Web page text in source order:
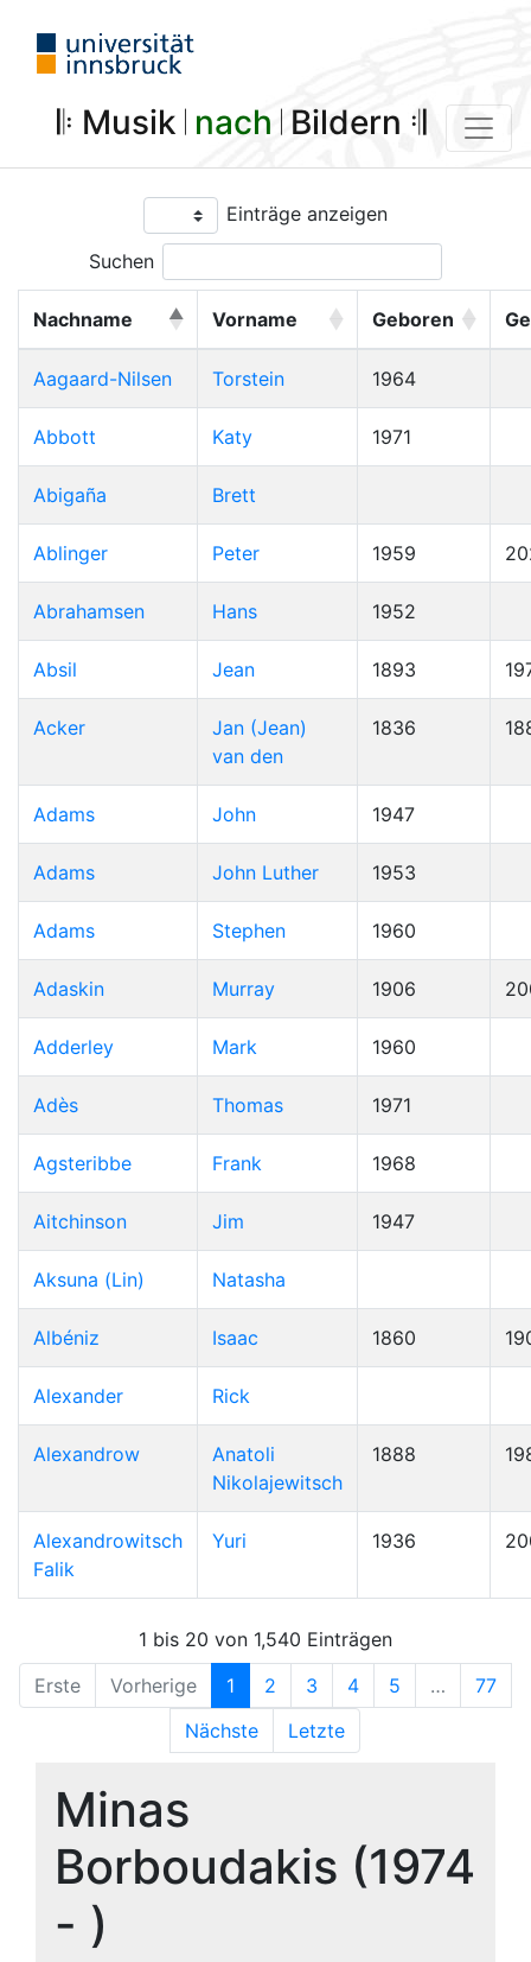
𝄆 Musik 𝄀 nach 𝄀 Bildern 𝄇
Einträge anzeigen
Suchen
Nachname Vorname Geboren
Aagaard-Nilsen Torstein 1964
Abbott Katy 1971
Abigaña Brett
Ablinger Peter 1959
Abrahamsen Hans 1952
Absil Jean 1893
Acker
Jan (Jean)
van den
1836
Adams John 1947
Adams John Luther 1953
Adams Stephen 1960
Adaskin Murray 1906
Adderley Mark 1960
Adès Thomas 1971
Agsteribbe Frank 1968
Aitchinson Jim 1947
Aksuna (Lin) Natasha
Albéniz Isaac 1860
Alexander Rick
Alexandrow
Anatoli
Nikolajewitsch
1888
Alexandrowitsch
Falik
Yuri 1936
1 bis 20 von 1,540 Einträgen
Erste
Vorherige 1 2 3 4 5 …
77
Nächste
Letzte
Minas
Borboudakis (1974
- )